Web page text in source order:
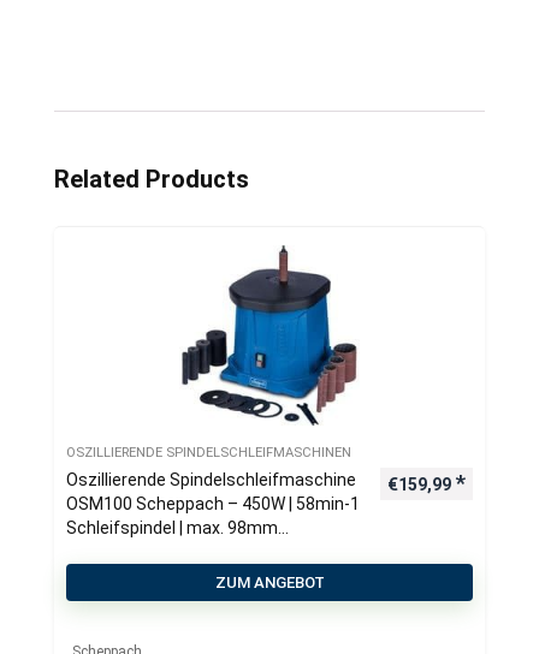
Related Products
OSZILLIERENDE SPINDELSCHLEIFMASCHINEN
Oszillierende Spindelschleifmaschine
OSM100 Scheppach – 450W | 58min-1
Schleifspindel | max. 98mm
€159,99
ZUM ANGEBOT